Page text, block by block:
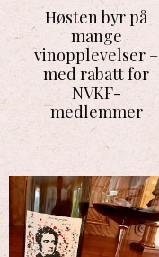
Høsten byr på
mange
vinopplevelser –
med rabatt for
NVKF-
medlemmer